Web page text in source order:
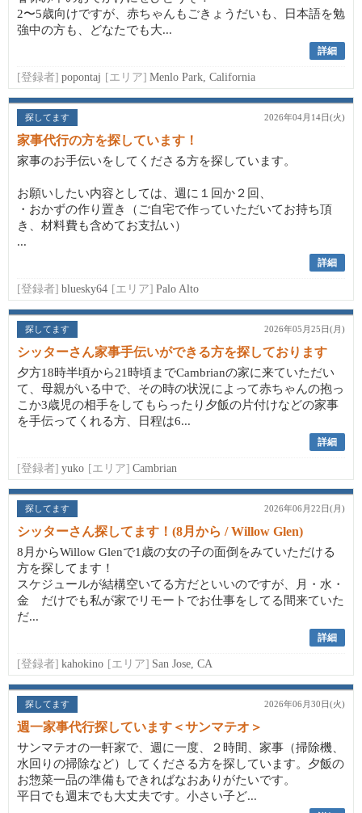
2〜5歳向けですが、赤ちゃんもごきょうだいも、日本語を勉
強中の方も、どなたでも大...
詳細
[登録者] popontaj [エリア] Menlo Park, California
探してます 2026年04月14日(火)
家事代行の方を探しています！
家事のお手伝いをしてくださる方を探しています。
お願いしたい内容としては、週に１回か２回、
・おかずの作り置き（ご自宅で作っていただいてお持ち頂
き、材料費も含めてお支払い）
...
詳細
[登録者] bluesky64 [エリア] Palo Alto
探してます 2026年05月25日(月)
シッターさん家事手伝いができる方を探しております
夕方18時半頃から21時頃までCambrianの家に来ていただい
て、母親がいる中で、その時の状況によって赤ちゃんの抱っ
こか3歳児の相手をしてもらったり夕飯の片付けなどの家事
を手伝ってくれる方、日程は6...
詳細
[登録者] yuko [エリア] Cambrian
探してます 2026年06月22日(月)
シッターさん探してます！(8月から / Willow Glen)
8月からWillow Glenで1歳の女の子の面倒をみていただける
方を探してます！
スケジュールが結構空いてる方だといいのですが、月・水・
金 だけでも私が家でリモートでお仕事をしてる間来ていた
だ...
詳細
[登録者] kahokino [エリア] San Jose, CA
探してます 2026年06月30日(火)
週一家事代行探しています＜サンマテオ＞
サンマテオの一軒家で、週に一度、２時間、家事（掃除機、
水回りの掃除など）してくださる方を探しています。夕飯の
お惣菜一品の準備もできればなおありがたいです。
平日でも週末でも大丈夫です。小さい子ど...